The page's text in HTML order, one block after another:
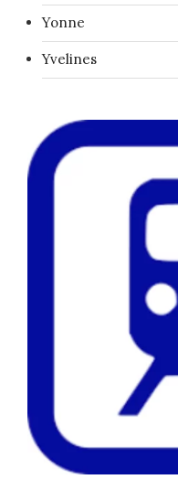
Yonne
Yvelines